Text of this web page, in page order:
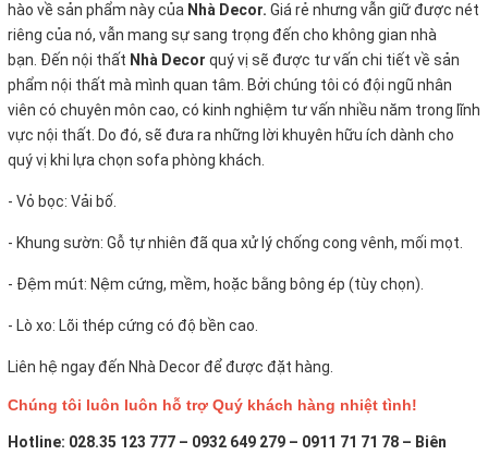
hào về sản phẩm này của Nhà Decor. Giá rẻ nhưng vẫn giữ được nét
riêng của nó, vẫn mang sự sang trọng đến cho không gian nhà
bạn. Đến nội thất Nhà Decor quý vị sẽ được tư vấn chi tiết về sản
phẩm nội thất mà mình quan tâm. Bởi chúng tôi có đội ngũ nhân
viên có chuyên môn cao, có kinh nghiệm tư vấn nhiều năm trong lĩnh
vực nội thất. Do đó, sẽ đưa ra những lời khuyên hữu ích dành cho
quý vị khi lựa chọn sofa phòng khách.
- Vỏ bọc: Vải bố.
- Khung sườn: Gỗ tự nhiên đã qua xử lý chống cong vênh, mối mọt.
- Đệm mút: Nệm cứng, mềm, hoặc bằng bông ép (tùy chọn).
- Lò xo: Lõi thép cứng có độ bền cao.
Liên hệ ngay đến Nhà Decor để được đặt hàng.
Chúng tôi luôn luôn hỗ trợ Quý khách hàng nhiệt tình!
Hotline: 028.35 123 777 – 0932 649 279 – 0911 71 71 78 – Biên